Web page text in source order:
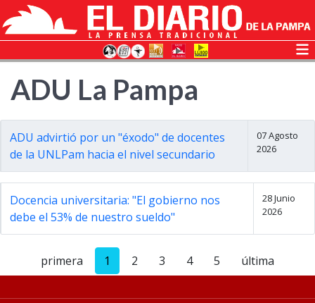
ADU La Pampa
ADU advirtió por un "éxodo" de docentes
de la UNLPam hacia el nivel secundario
07 Agosto
2026
Docencia universitaria: "El gobierno nos
debe el 53% de nuestro sueldo"
28 Junio
2026
primera 1 2 3 4 5 última